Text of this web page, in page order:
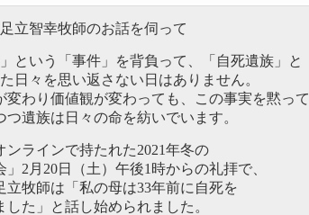
足立智幸牧師のお話を伺って
という「事件」を背負って、「自死遺族」と
日々を思い返さない日はありません。
わり価値観が変わっても、この事実を黙って
つ遺族は日々の命を紡いでいます。
ラインで持たれた2021年冬の
」2月20日（土）午後1時からの礼拝で、
立牧師は「私の母は33年前に自死を
した」と話し始められました。